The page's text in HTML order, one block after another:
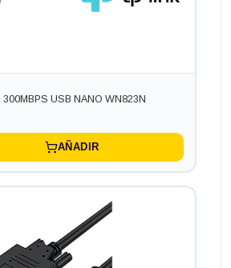
HP ¡5 GEN 6 en formato MINI,
I5 - 6200T 2.8 GHZ (6ª
DDR4, Salidas gráficas: HDMI+DP
300MBPS USB NANO WN823N
AÑADIR